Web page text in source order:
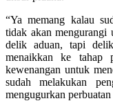
“Ya memang kalau
tidak akan mengurangi
delik aduan, tapi
menaikkan ke tahap
kewenangan untuk
sudah melakukan
mengugurkan